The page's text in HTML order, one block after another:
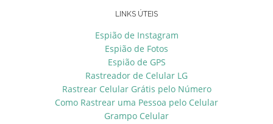
LINKS ÚTEIS
Espião de Instagram
Espião de Fotos
Espião de GPS
Rastreador de Celular LG
Rastrear Celular Grátis pelo Número
Como Rastrear uma Pessoa pelo Celular
Grampo Celular